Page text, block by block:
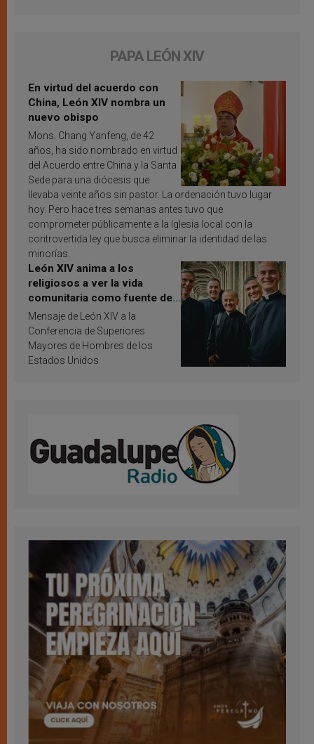
PAPA LEÓN XIV
En virtud del acuerdo con
China, León XIV nombra un
nuevo obispo
Mons. Chang Yanfeng, de 42
años, ha sido nombrado en virtud
del Acuerdo entre China y la Santa
Sede para una diócesis que
llevaba veinte años sin pastor. La ordenación tuvo lugar
hoy. Pero hace tres semanas antes tuvo que
comprometer públicamente a la Iglesia local con la
controvertida ley que busca eliminar la identidad de las
minorías.
León XIV anima a los
religiosos a ver la vida
comunitaria como fuente de
inspiración y santificación
Mensaje de León XIV a la
Conferencia de Superiores
Mayores de Hombres de los
Estados Unidos